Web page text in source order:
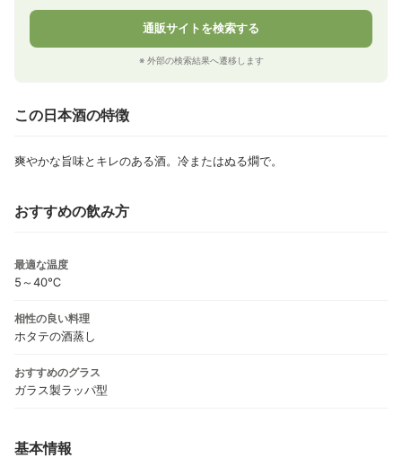
通販サイトを検索する
※ 外部の検索結果へ遷移します
この日本酒の特徴
爽やかな旨味とキレのある酒。冷またはぬる燗で。
おすすめの飲み方
最適な温度
5～40℃
相性の良い料理
ホタテの酒蒸し
おすすめのグラス
ガラス製ラッパ型
基本情報